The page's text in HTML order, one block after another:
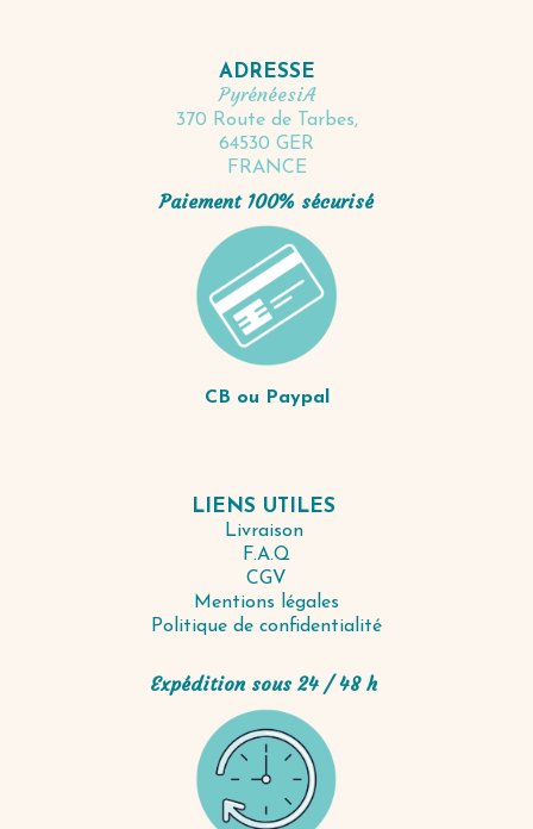
ADRESSE
PyrénéesiA
370 Route de Tarbes,
64530 GER
FRANCE
Paiement 100% sécurisé
CB ou Paypal
LIENS UTILES
Livraison
F.A.Q
CGV
Mentions légales
Politique de confidentialité
Expédition sous 24 / 48 h